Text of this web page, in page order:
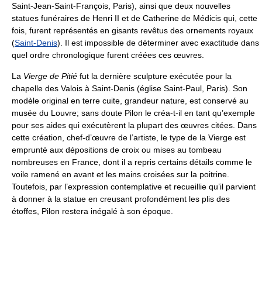
Saint-Jean-Saint-François, Paris), ainsi que deux nouvelles
statues funéraires de Henri II et de Catherine de Médicis qui, cette
fois, furent représentés en gisants revêtus des ornements royaux
(Saint-Denis). Il est impossible de déterminer avec exactitude dans
quel ordre chronologique furent créées ces œuvres.
La Vierge de Pitié fut la dernière sculpture exécutée pour la
chapelle des Valois à Saint-Denis (église Saint-Paul, Paris). Son
modèle original en terre cuite, grandeur nature, est conservé au
musée du Louvre; sans doute Pilon le créa-t-il en tant qu’exemple
pour ses aides qui exécutèrent la plupart des œuvres citées. Dans
cette création, chef-d’œuvre de l’artiste, le type de la Vierge est
emprunté aux dépositions de croix ou mises au tombeau
nombreuses en France, dont il a repris certains détails comme le
voile ramené en avant et les mains croisées sur la poitrine.
Toutefois, par l’expression contemplative et recueillie qu’il parvient
à donner à la statue en creusant profondément les plis des
étoffes, Pilon restera inégalé à son époque.